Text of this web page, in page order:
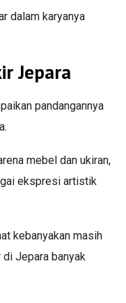
dalam karyanya
Jepara
pandangannya
mebel dan ukiran,
ekspresi artistik
kebanyakan masih
di Jepara banyak